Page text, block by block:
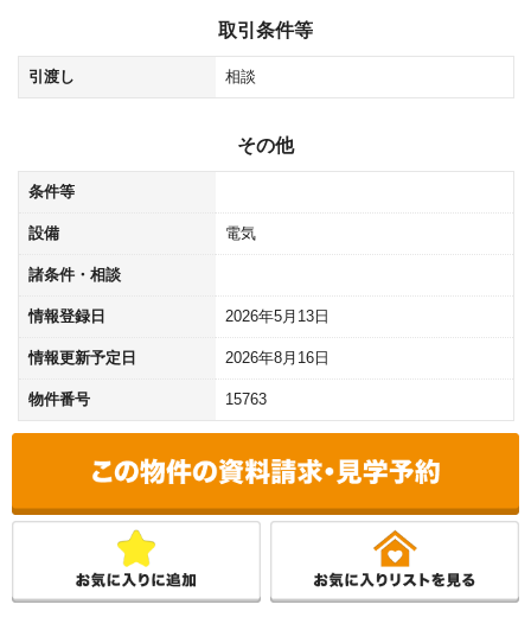
取引条件等
引渡し 相談
その他
条件等
設備 電気
諸条件・相談
情報登録日 2026年5月13日
情報更新予定日 2026年8月16日
物件番号 15763